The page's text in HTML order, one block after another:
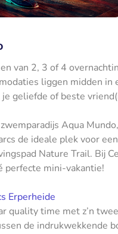
van 2, 3 of 4
liggen midden in
geliefde of beste
Aqua
de ideale plek voor
Nature Trail. Bij
perfecte mini-vakantie!
Erperheide
quality time met z’n
de indrukwekkende